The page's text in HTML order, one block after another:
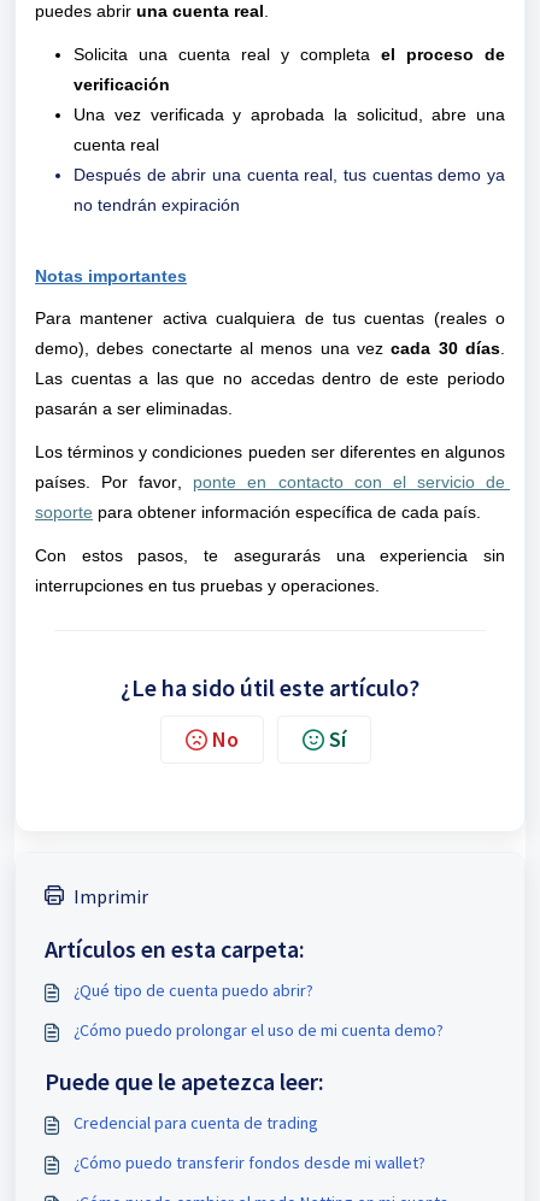
puedes abrir una cuenta real.
Solicita una cuenta real y completa el proceso de
verificación
Una vez verificada y aprobada la solicitud, abre una
cuenta real
Después de abrir una cuenta real, tus cuentas demo ya
no tendrán expiración
Notas importantes
Para mantener activa cualquiera de tus cuentas (reales o
demo), debes conectarte al menos una vez cada 30 días.
Las cuentas a las que no accedas dentro de este periodo
pasarán a ser eliminadas.
Los términos y condiciones pueden ser diferentes en algunos
países. Por favor, ponte en contacto con el servicio de
soporte para obtener información específica de cada país.
Con estos pasos, te asegurarás una experiencia sin
interrupciones en tus pruebas y operaciones.
¿Le ha sido útil este artículo?
No Sí
Imprimir
Artículos en esta carpeta:
¿Qué tipo de cuenta puedo abrir?
¿Cómo puedo prolongar el uso de mi cuenta demo?
Puede que le apetezca leer:
Credencial para cuenta de trading
¿Cómo puedo transferir fondos desde mi wallet?